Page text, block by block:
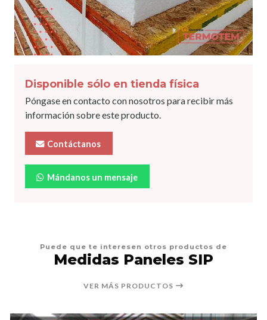
Disponible sólo en tienda física
Póngase en contacto con nosotros para recibir más
información sobre este producto.
Contáctanos
Mándanos un mensaje
Puede que te interesen otros productos de
Medidas Paneles SIP
VER MÁS PRODUCTOS